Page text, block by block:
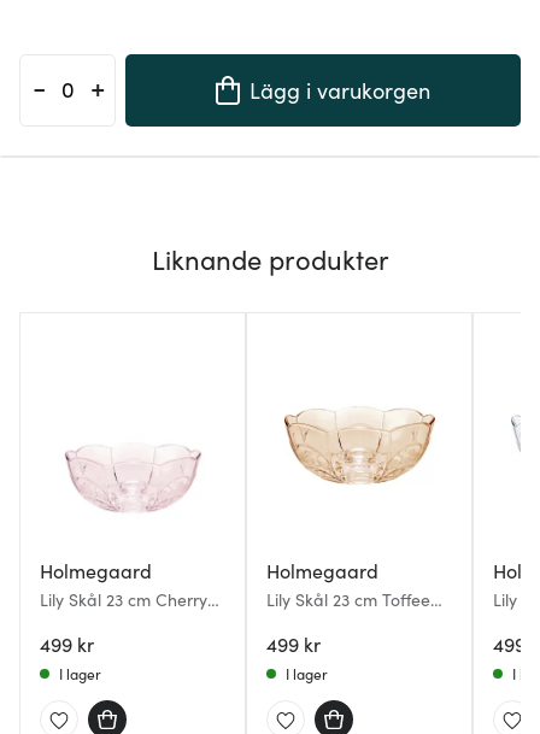
- + Lägg i varukorgen
Liknande produkter
Holmegaard
Lily Skål 23 cm Cherry
499 kr
I lager
Holmegaard
Lily Skål 23 cm Toffee
499 kr
I lager
Lily
499
I